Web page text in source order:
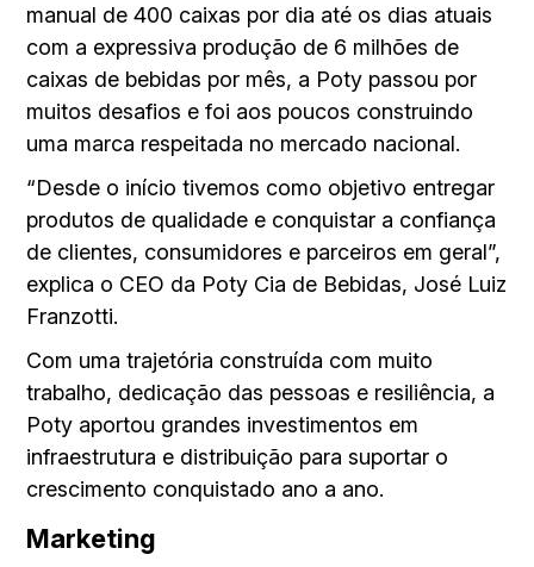
manual de 400 caixas por dia até os dias atuais
com a expressiva produção de 6 milhões de
caixas de bebidas por mês, a Poty passou por
muitos desafios e foi aos poucos construindo
uma marca respeitada no mercado nacional.
“Desde o início tivemos como objetivo entregar
produtos de qualidade e conquistar a confiança
de clientes, consumidores e parceiros em geral”,
explica o CEO da Poty Cia de Bebidas, José Luiz
Franzotti.
Com uma trajetória construí­da com muito
trabalho, dedicação das pessoas e resiliência, a
Poty aportou grandes investimentos em
infraestrutura e distribuição para suportar o
crescimento conquistado ano a ano.
Marketing